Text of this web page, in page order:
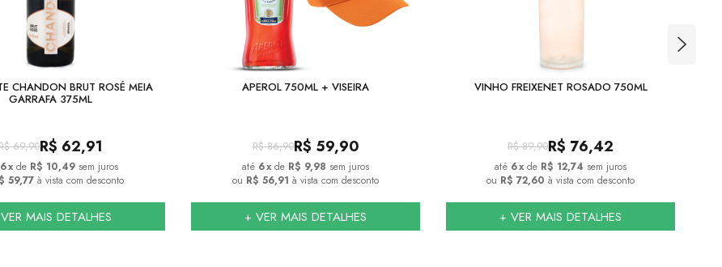
CHANDON BRUT ROSÉ MEIA
GARRAFA 375ML
69,90R$ 62,91
6x de R$ 10,49 sem juros
59,77à vista com desconto
MAIS DETALHES
APEROL 750ML + VISEIRA
R$ 86,90R$ 59,90
6x de R$ 9,98 sem juros
ou R$ 56,91 à vista com desconto
+ VER MAIS DETALHES
VINHO FREIXENET ROSADO 750ML
R$ 89,90R$ 76,42
6x de R$ 12,74 sem juros
ou R$ 72,60 à vista com desconto
+ VER MAIS DETALHES